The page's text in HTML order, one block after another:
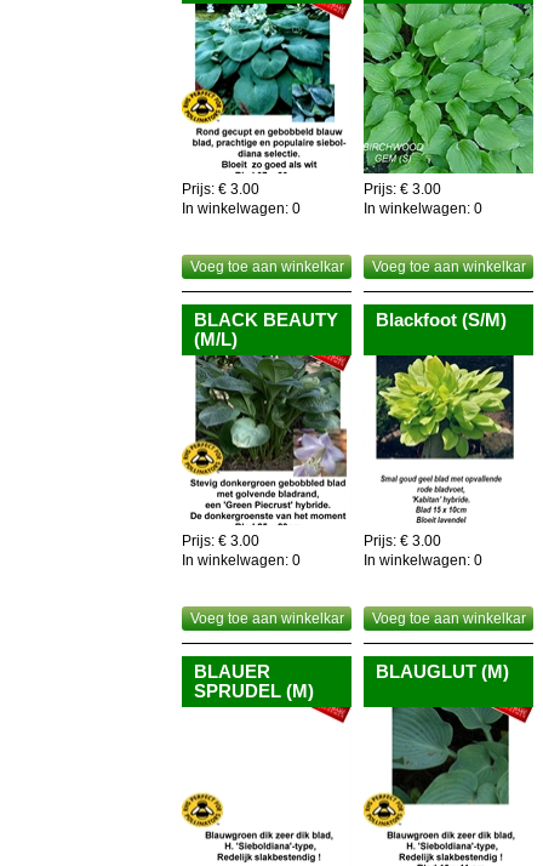
Prijs: € 3.00
In winkelwagen: 0
Voeg toe aan winkelkar
Prijs: € 3.00
In winkelwagen: 0
Voeg toe aan winkelkar
BLACK BEAUTY
(M/L)
Prijs: € 3.00
In winkelwagen: 0
Voeg toe aan winkelkar
Blackfoot (S/M)
Prijs: € 3.00
In winkelwagen: 0
Voeg toe aan winkelkar
BLAUER
SPRUDEL (M)
BLAUGLUT (M)